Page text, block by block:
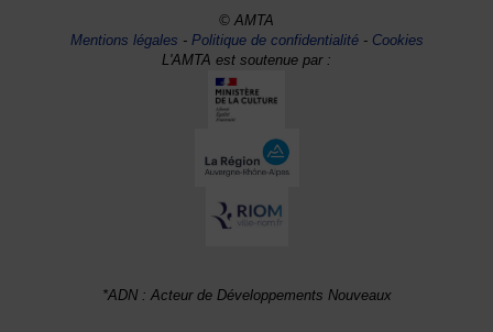
© AMTA
Mentions légales -Politique de confidentialité- Cookies
L'AMTA est soutenue par :
*ADN : Acteur de Développements Nouveaux